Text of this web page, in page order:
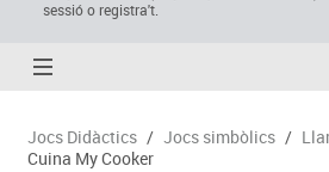
sessió o registra't.
Jocs Didàctics / Jocs simbòlics /
Cuina My Cooker